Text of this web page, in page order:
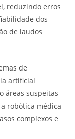
reduzindo erros
dos
de laudos
de
artificial
áreas suspeitas
robótica médica
complexos e